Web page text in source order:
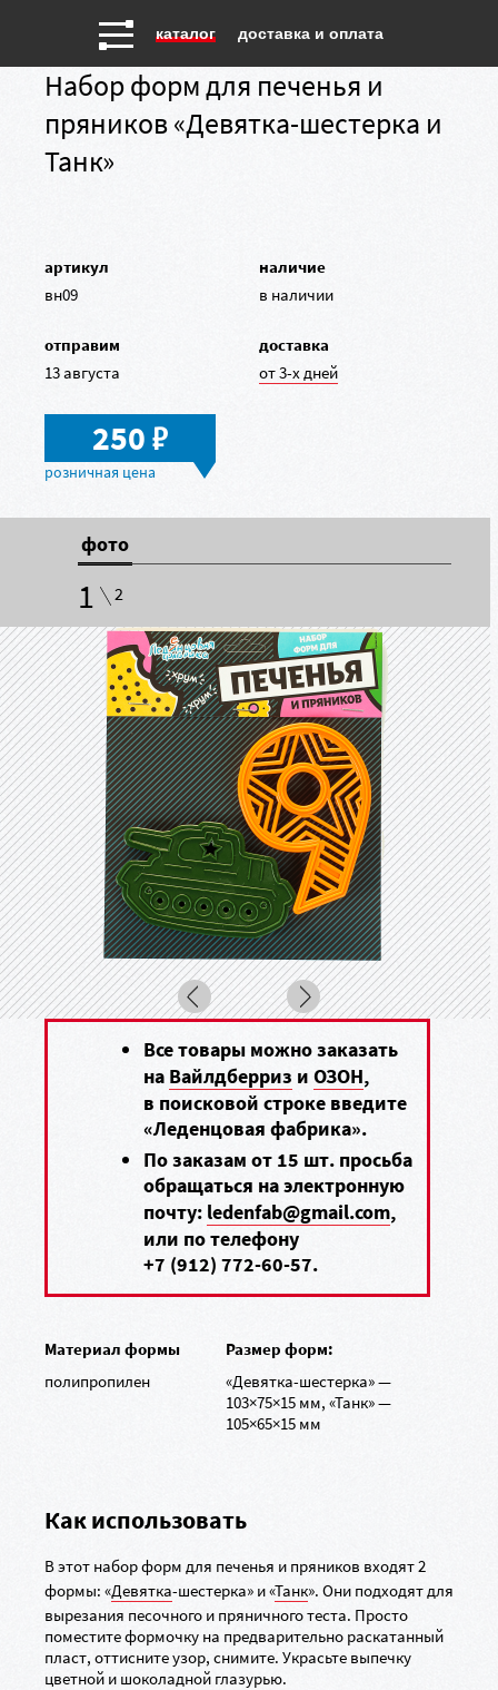
каталог доставка и оплата
Набор форм для печенья и
пряников «Девятка-шестерка и
Танк»
артикул
вн09
наличие
в наличии
отправим
13 августа
доставка
от 3-х дней
250в
фото
1 2
Все товары можно заказать
на Вайлдберриз иОЗОН,
в поисковой строке введите
«Леденцовая фабрика».
По заказам от 15 шт. просьба
обращаться на электронную
почту: ledenfab@gmail.com,
или по телефону
+7 (912) 772-60-57.
Материал формы
полипропилен
Размер форм:
«Девятка-шестерка» —
103×75×15 мм, «Танк» —
105×65×15 мм
Как использовать
В этот набор форм для печенья и пряников входят 2
формы: «Девятка-шестерка» и «Танк». Они подходят для
вырезания песочного и пряничного теста. Просто
поместите формочку на предварительно раскатанный
пласт, оттисните узор, снимите. Украсьте выпечку
цветной и шоколадной глазурью.